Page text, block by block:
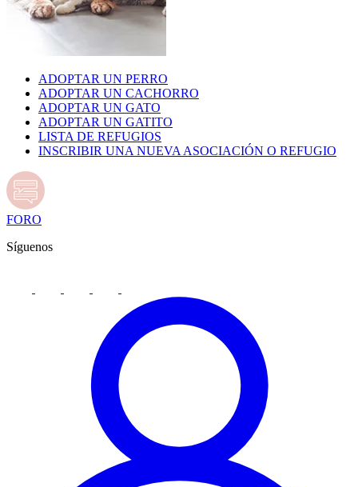
ADOPTAR UN PERRO
ADOPTAR UN CACHORRO
ADOPTAR UN GATO
ADOPTAR UN GATITO
LISTA DE REFUGIOS
INSCRIBIR UNA NUEVA ASOCIACIÓN O REFUGIO
FORO
Síguenos